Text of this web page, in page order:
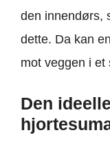
den innendørs,
dette. Da kan
mot veggen i et
Den